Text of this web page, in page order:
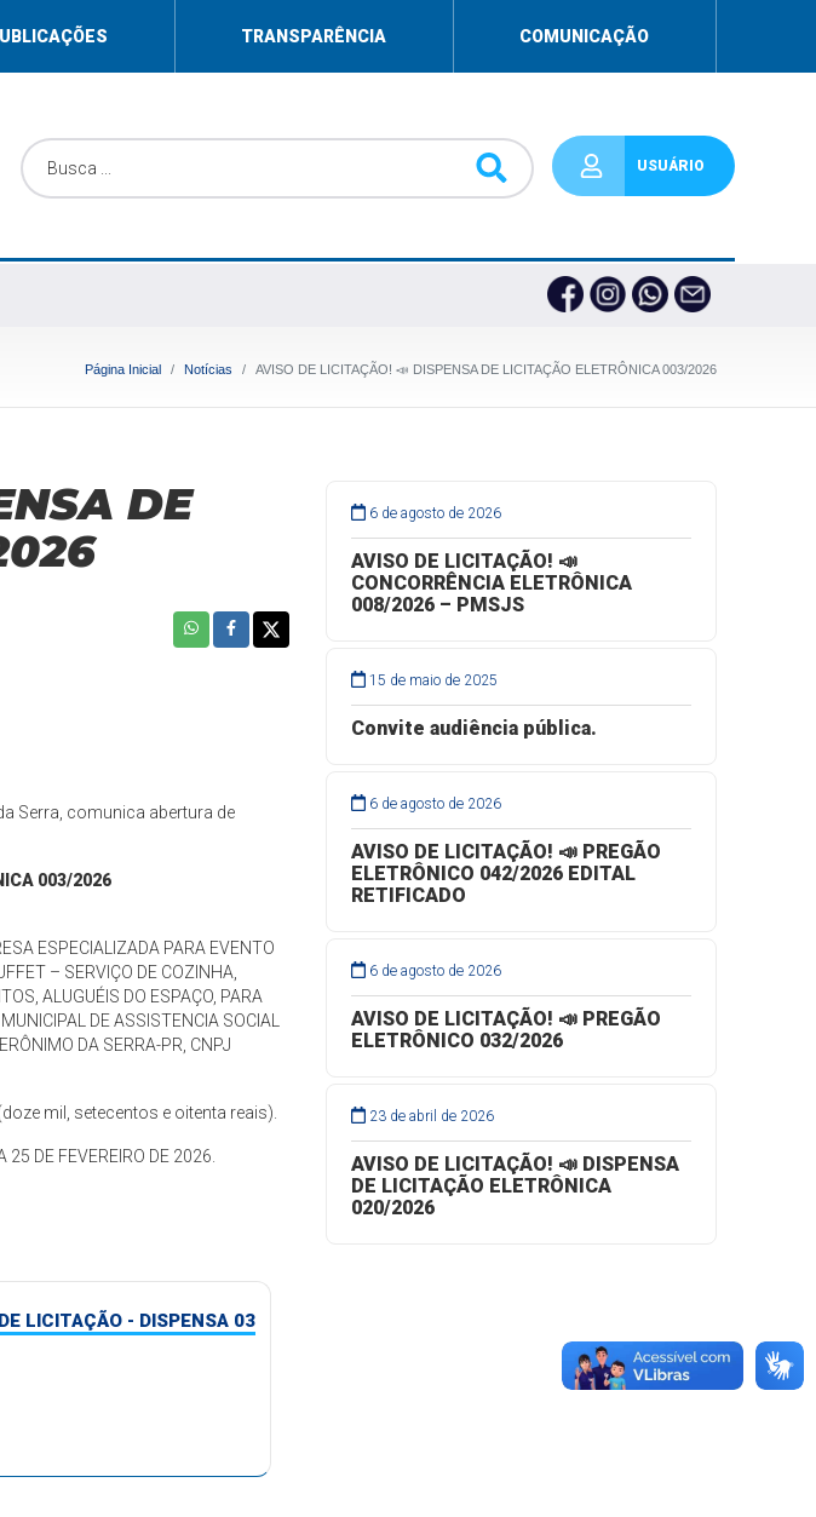
TRANSPARÊNCIA COMUNICAÇÃO
USUÁRIO
Página Inicial Notícias AVISO DE LICITAÇÃO! 📣 DISPENSA DE LICITAÇÃO ELETRÔNICA 003/2026
DE
Serra, comunica abertura de
003/2026
ESPECIALIZADA PARA EVENTO
– SERVIÇO DE COZINHA,
ALUGUÉIS DO ESPAÇO, PARA
DE ASSISTENCIA SOCIAL
DA SERRA-PR, CNPJ
mil, setecentos e oitenta reais).
25 DE FEVEREIRO DE 2026.
LICITAÇÃO - DISPENSA 03
6 de agosto de 2026
AVISO DE LICITAÇÃO! 📣
CONCORRÊNCIA ELETRÔNICA
008/2026 – PMSJS
15 de maio de 2025
Convite audiência pública.
6 de agosto de 2026
AVISO DE LICITAÇÃO! 📣 PREGÃO
ELETRÔNICO 042/2026 EDITAL
RETIFICADO
6 de agosto de 2026
AVISO DE LICITAÇÃO! 📣 PREGÃO
ELETRÔNICO 032/2026
23 de abril de 2026
AVISO DE LICITAÇÃO! 📣 DISPENSA
DE LICITAÇÃO ELETRÔNICA
020/2026